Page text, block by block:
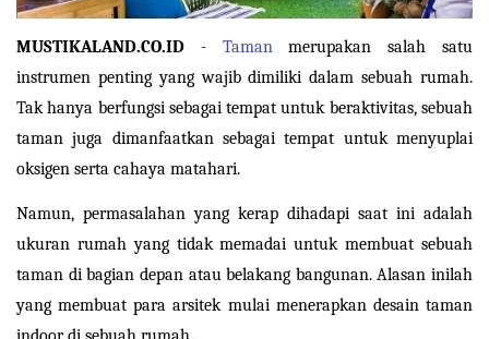
MUSTIKALAND.CO.ID - Taman merupakan salah satu
instrumen penting yang wajib dimiliki dalam sebuah rumah.
Tak hanya berfungsi sebagai tempat untuk beraktivitas, sebuah
taman juga dimanfaatkan sebagai tempat untuk menyuplai
oksigen serta cahaya matahari.
Namun, permasalahan yang kerap dihadapi saat ini adalah
ukuran rumah yang tidak memadai untuk membuat sebuah
taman di bagian depan atau belakang bangunan. Alasan inilah
yang membuat para arsitek mulai menerapkan desain taman